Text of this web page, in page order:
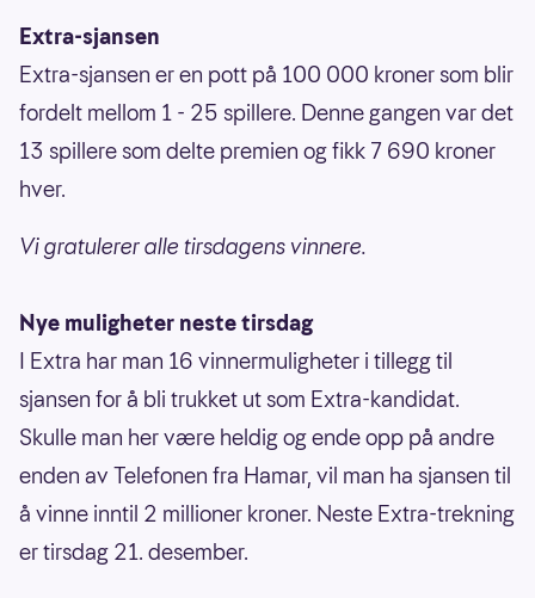
Extra-sjansen
Extra-sjansen er en pott på 100 000 kroner som blir
fordelt mellom 1 - 25 spillere. Denne gangen var det
13 spillere som delte premien og fikk 7 690 kroner
hver.
Vi gratulerer alle tirsdagens vinnere.
Nye muligheter neste tirsdag
I Extra har man 16 vinnermuligheter i tillegg til
sjansen for å bli trukket ut som Extra-kandidat.
Skulle man her være heldig og ende opp på andre
enden av Telefonen fra Hamar, vil man ha sjansen til
å vinne inntil 2 millioner kroner. Neste Extra-trekning
er tirsdag 21. desember.